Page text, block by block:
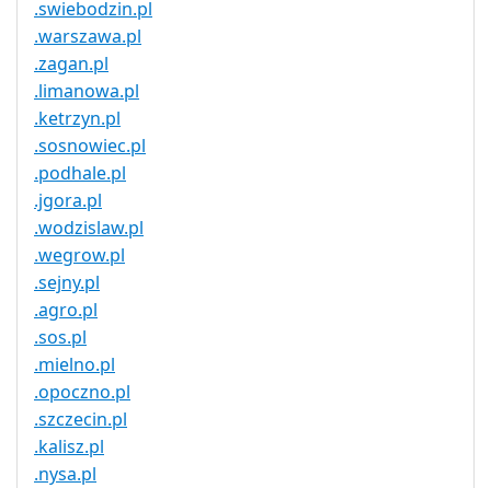
.swiebodzin.pl
.warszawa.pl
.zagan.pl
.limanowa.pl
.ketrzyn.pl
.sosnowiec.pl
.podhale.pl
.jgora.pl
.wodzislaw.pl
.wegrow.pl
.sejny.pl
.agro.pl
.sos.pl
.mielno.pl
.opoczno.pl
.szczecin.pl
.kalisz.pl
.nysa.pl